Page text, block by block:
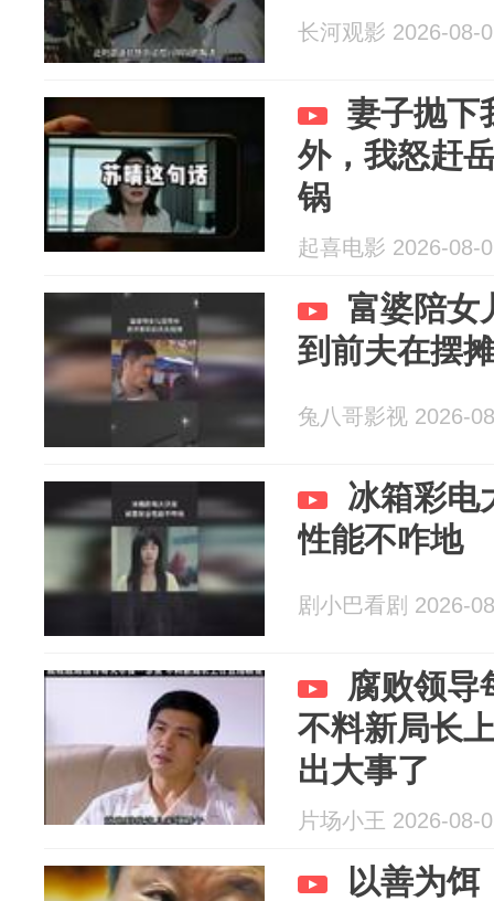
长河观影 2026-08-
妻子抛下
外，我怒赶
锅
起喜电影 2026-08-
富婆陪女
到前夫在摆
兔八哥影视 2026-
冰箱彩电
性能不咋地
剧小巴看剧 2026-
腐败领导
不料新局长
出大事了
片场小王 2026-08-
以善为饵